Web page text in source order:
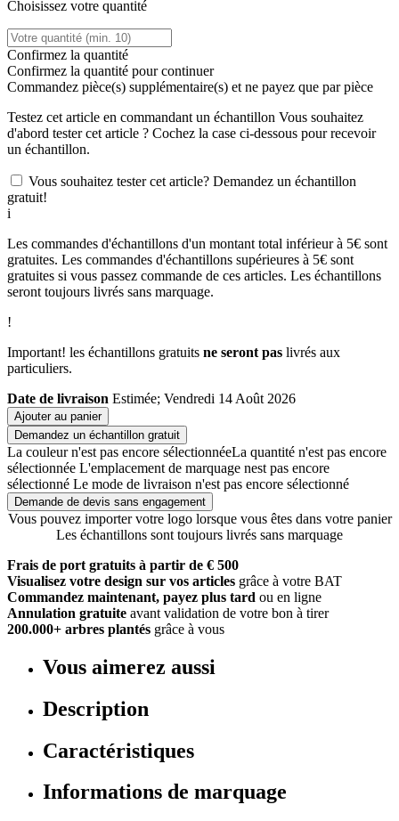
Choisissez votre quantité
Confirmez la quantité
Confirmez la quantité pour continuer
Commandez pièce(s) supplémentaire(s) et ne payez que par pièce
Testez cet article en commandant un échantillon Vous souhaitez
d'abord tester cet article ? Cochez la case ci-dessous pour recevoir
un échantillon.
Vous souhaitez tester cet article? Demandez un échantillon
gratuit!
i
Les commandes d'échantillons d'un montant total inférieur à 5€ sont
gratuites. Les commandes d'échantillons supérieures à 5€ sont
gratuites si vous passez commande de ces articles. Les échantillons
seront toujours livrés sans marquage.
!
Important! les échantillons gratuits ne seront pas livrés aux
particuliers.
Date de livraison Estimée; Vendredi 14 Août 2026
Ajouter au panier
Demandez un échantillon gratuit
La couleur n'est pas encore sélectionnéeLa quantité n'est pas encore
sélectionnée L'emplacement de marquage nest pas encore
sélectionné Le mode de livraison n'est pas encore sélectionné
Demande de devis sans engagement
Vous pouvez importer votre logo lorsque vous êtes dans votre panier
Les échantillons sont toujours livrés sans marquage
Frais de port gratuits à partir de € 500
Visualisez votre design sur vos articles grâce à votre BAT
Commandez maintenant, payez plus tard ou en ligne
Annulation gratuite avant validation de votre bon à tirer
200.000+ arbres plantés grâce à vous
Vous aimerez aussi
Description
Caractéristiques
Informations de marquage